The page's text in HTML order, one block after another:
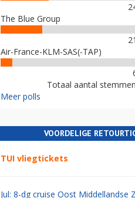
The Blue Group
Air-France-KLM-SAS(-TAP)
Totaal aantal
Meer polls
VOORDELIGE
TUI vliegtickets
Jul: 8-dg cruise Oost Middellandse